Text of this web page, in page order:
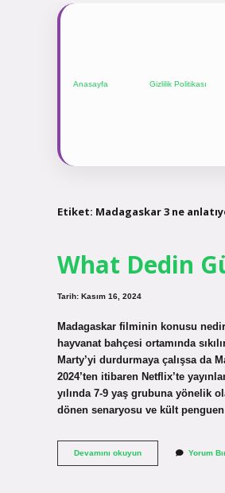
Anasayfa Gizlilik Politikası
Etiket: Madagaskar 3 ne
What Dedin
Tarih: Kasım 16, 2024
Madagaskar filminin konusu
hayvanat bahçesi ortamında
Marty’yi durdurmaya çalışsa da
2024’ten itibaren Netflix’te
yılında 7-9 yaş grubuna yönelik
dönen senaryosu ve kült
Devamını okuyunWhat
Dedin
Yorum